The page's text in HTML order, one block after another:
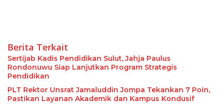
Berita Terkait
Sertijab Kadis Pendidikan Sulut, Jahja Paulus
Rondonuwu Siap Lanjutkan Program Strategis
Pendidikan
PLT Rektor Unsrat Jamaluddin Jompa Tekankan 7 Poin,
Pastikan Layanan Akademik dan Kampus Kondusif